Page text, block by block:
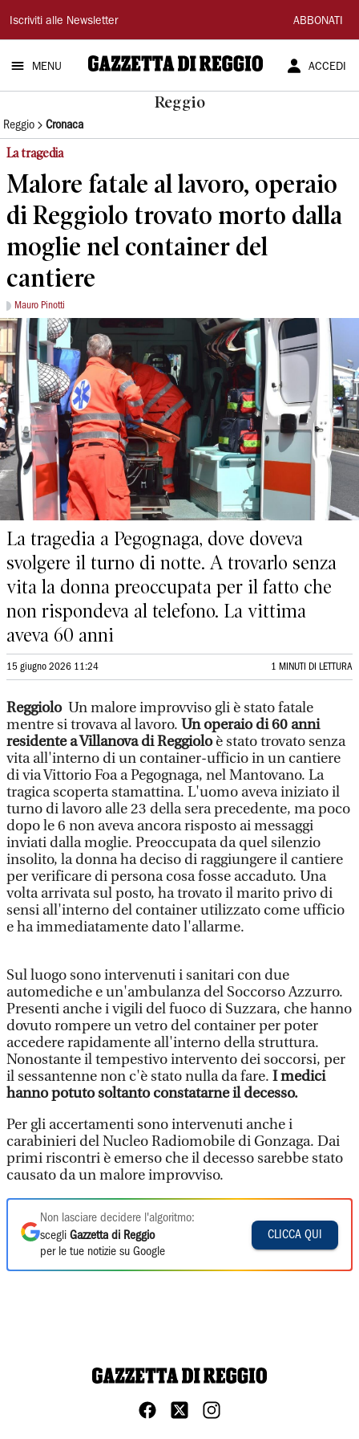
Gazzetta
di
Reggio
Iscriviti alle Newsletter ABBONATI
MENU ACCEDI
Reggio
Reggio Cronaca
La tragedia
Malore fatale al lavoro, operaio
di Reggiolo trovato morto dalla
moglie nel container del
cantiere
Mauro Pinotti
La tragedia a Pegognaga, dove doveva
svolgere il turno di notte. A trovarlo senza
vita la donna preoccupata per il fatto che
non rispondeva al telefono. La vittima
aveva 60 anni
15 giugno 2026 11:24 1 MINUTI DI LETTURA
Reggiolo Un malore improvviso gli è stato fatale
mentre si trovava al lavoro. Un operaio di 60 anni
residente a Villanova di Reggioloè stato trovato senza
vita all'interno di un container-ufficio in un cantiere
di via Vittorio Foa a Pegognaga, nel Mantovano. La
tragica scoperta stamattina. L'uomo aveva iniziato il
turno di lavoro alle 23 della sera precedente, ma poco
dopo le 6 non aveva ancora risposto ai messaggi
inviati dalla moglie. Preoccupata da quel silenzio
insolito, la donna ha deciso di raggiungere il cantiere
per verificare di persona cosa fosse accaduto. Una
volta arrivata sul posto, ha trovato il marito privo di
sensi all'interno del container utilizzato come ufficio
e ha immediatamente dato l'allarme.
Sul luogo sono intervenuti i sanitari con due
automediche e un'ambulanza del Soccorso Azzurro.
Presenti anche i vigili del fuoco di Suzzara, che hanno
dovuto rompere un vetro del container per poter
accedere rapidamente all'interno della struttura.
Nonostante il tempestivo intervento dei soccorsi, per
il sessantenne non c'è stato nulla da fare. I medici
hanno potuto soltanto constatarne il decesso.
Per gli accertamenti sono intervenuti anche i
carabinieri del Nucleo Radiomobile di Gonzaga. Dai
primi riscontri è emerso che il decesso sarebbe stato
causato da un malore improvviso.
Non lasciare decidere l'algoritmo:
scegli Gazzetta di Reggio
per le tue notizie su Google
CLICCA QUI